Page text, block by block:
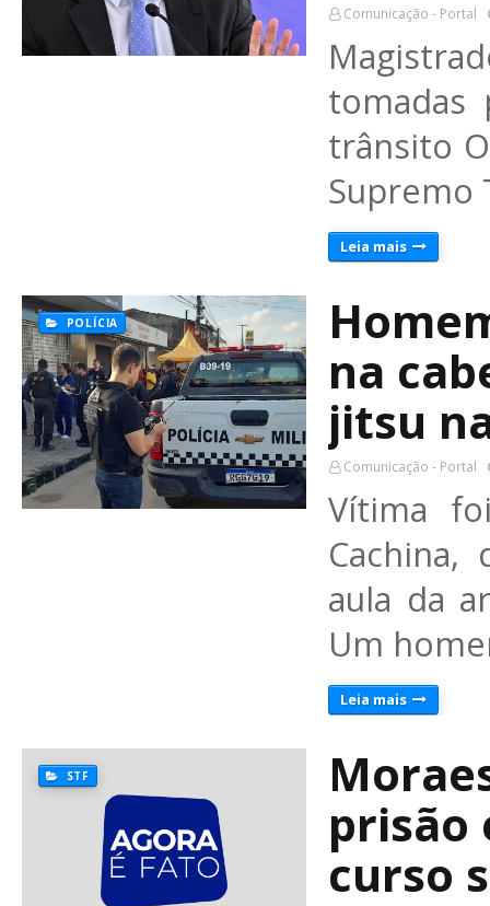
Comunicação - Portal
trânsito
Supremo
Leia mais
POLÍCIA
na
jitsu
Comunicação - Portal
Vítima
aula da
Um
Leia mais
STF
prisão
curso